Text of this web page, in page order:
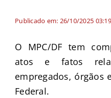
Publicado em: 26/10/2025 03:19
O MPC/DF tem
atos e fatos
empregados, órgãos
Federal.